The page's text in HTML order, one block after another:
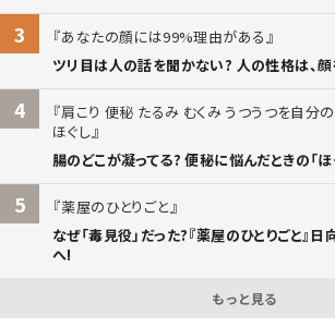
3
あなたの顔には99%理由がある
ツリ目は人の話を聞かない? 人の性格は、
4
肩こり 便秘 たるみ むくみ うつうつを自分
ほぐし
腸のどこが凝ってる? 便秘に悩んだときの「ほ
5
薬屋のひとりごと
なぜ「毒見役」だった?『薬屋のひとりごと』
へ!
もっと見る